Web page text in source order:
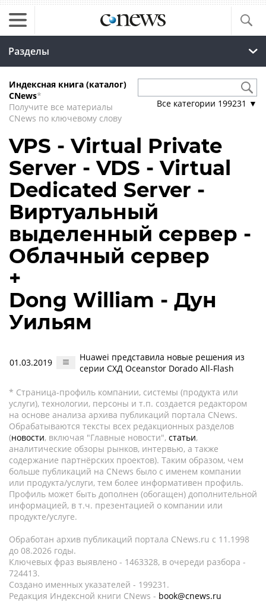
Разделы
Индексная книга (каталог)
CNews*
Получите все материалы
CNews по ключевому слову
Все категории 199231 ▼
VPS - Virtual Private
Server - VDS - Virtual
Dedicated Server -
Виртуальный
выделенный сервер -
Облачный сервер
+
Dong William - Дун
Уильям
01.03.2019
Huawei представила новые решения из
серии СХД Oceanstor Dorado All-Flash
* Страница-профиль компании, системы (продукта или
услуги), технологии, персоны и т.п. создается редактором
на основе анализа архива публикаций портала CNews.
Обрабатываются тексты всех редакционных разделов
(новости, включая "Главные новости", статьи,
аналитические обзоры рынков, интервью, а также
содержание партнёрских проектов). Таким образом, чем
больше публикаций на CNews было с именем компании
или продукта/услуги, тем более информативен профиль.
Профиль может быть дополнен (обогащен) дополнительной
информацией, в т.ч. презентацией о компании или
продукте/услуге.
Обработан архив публикаций портала CNews.ru c 11.1998
до 08.2026 годы.
Ключевых фраз выявлено - 1463328, в очереди разбора -
724413.
Создано именных указателей - 199231.
Редакция Индексной книги CNews - book@cnews.ru